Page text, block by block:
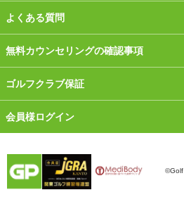
よくある質問
無料カウンセリングの確認事項
ゴルフクラブ保証
会員様ログイン
©Golf